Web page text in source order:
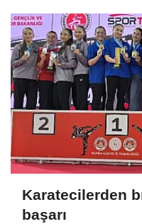
Karatecilerden
başarı